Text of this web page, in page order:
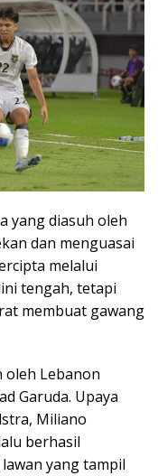
yang diasuh oleh
dan menguasai
melalui
tengah, tetapi
membuat gawang
oleh Lebanon
Garuda. Upaya
Miliano
berhasil
yang tampil